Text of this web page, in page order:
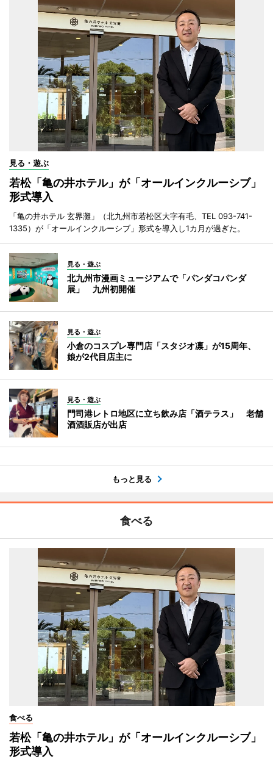
見る・遊ぶ
若松「亀の井ホテル」が「オールインクルーシブ」
形式導入
「亀の井ホテル 玄界灘」（北九州市若松区大字有毛、TEL 093-741-
1335）が「オールインクルーシブ」形式を導入し1カ月が過ぎた。
見る・遊ぶ
北九州市漫画ミュージアムで「パンダコパンダ
展」 九州初開催
見る・遊ぶ
小倉のコスプレ専門店「スタジオ凛」が15周年、
娘が2代目店主に
見る・遊ぶ
門司港レトロ地区に立ち飲み店「酒テラス」 老舗
酒酒販店が出店
もっと見る
食べる
食べる
若松「亀の井ホテル」が「オールインクルーシブ」
形式導入